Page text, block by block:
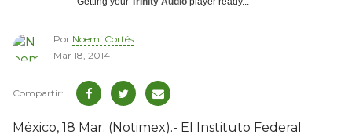
Por Noemi Cortés
Mar 18, 2014
México, 18 Mar. (Notimex).- El Instituto Federal